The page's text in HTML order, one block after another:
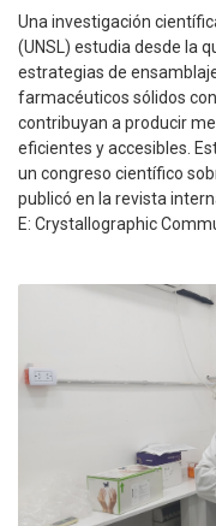
Una investigación
(UNSL) estudia desde la
estrategias de
farmacéuticos sólidos
contribuyan a producir
eficientes y accesibles.
un congreso científico
publicó en la revista
E: Crystallographic